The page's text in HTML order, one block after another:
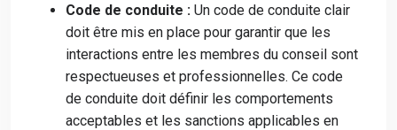
Code de conduite : Un code de conduite clair
doit être mis en place pour garantir que les
interactions entre les membres du conseil sont
respectueuses et professionnelles. Ce code
de conduite doit définir les comportements
acceptables et les sanctions applicables en